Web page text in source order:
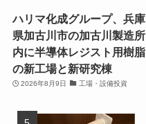
ハリマ化成グループ、兵庫
県加古川市の加古川製造所
内に半導体レジスト用樹脂
の新工場と新研究棟
2026年8月9日 工場・設備投資